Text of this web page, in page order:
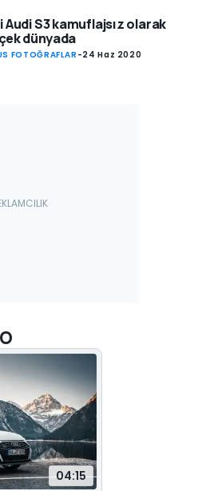
Audi S3 kamuflajsız olarak
dünyada
FOTOĞRAFLAR -24 Haz 2020
04:15